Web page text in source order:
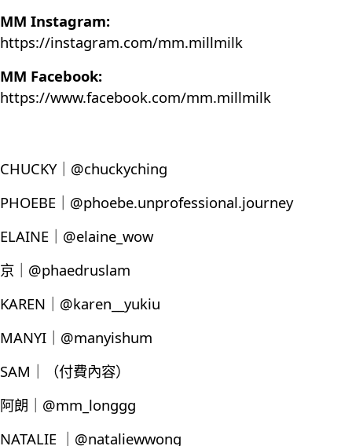
MM Instagram:
https://instagram.com/mm.millmilk
MM Facebook:
https://www.facebook.com/mm.millmilk
CHUCKY｜@chuckyching
PHOEBE｜@phoebe.unprofessional.journey
ELAINE｜@elaine_wow
京｜@phaedruslam
KAREN｜@karen__yukiu
MANYI｜@manyishum
SAM｜（付費內容）
阿朗｜@mm_longgg
NATALIE ｜@nataliewwong